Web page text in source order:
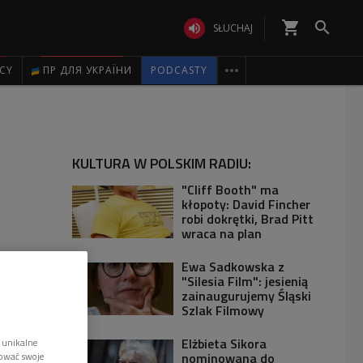
 SŁUCHAJ shopping_cart 
ПР ДЛЯ УКРАЇНИ PODCASTY 
KULTURA W POLSKIM RADIU:
"Cliff Booth" ma
kłopoty: David Fincher
robi dokrętki, Brad Pitt
wraca na plan
Ewa Sadkowska z
"Silesia Film": jesienią
zainaugurujemy Śląski
Szlak Filmowy
Elżbieta Sikora
nominowana do
swoje